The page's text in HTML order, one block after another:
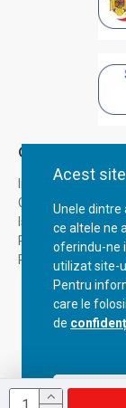
Acest
Unele dintre
ce altele ne
oferindu-ne
utilizat site-ul.
Pentru
care le
de
Acceptă
Contul Meu
Inregistrare
Contul meu
Istoric comenzi
Recuperare parola
Returnare produs